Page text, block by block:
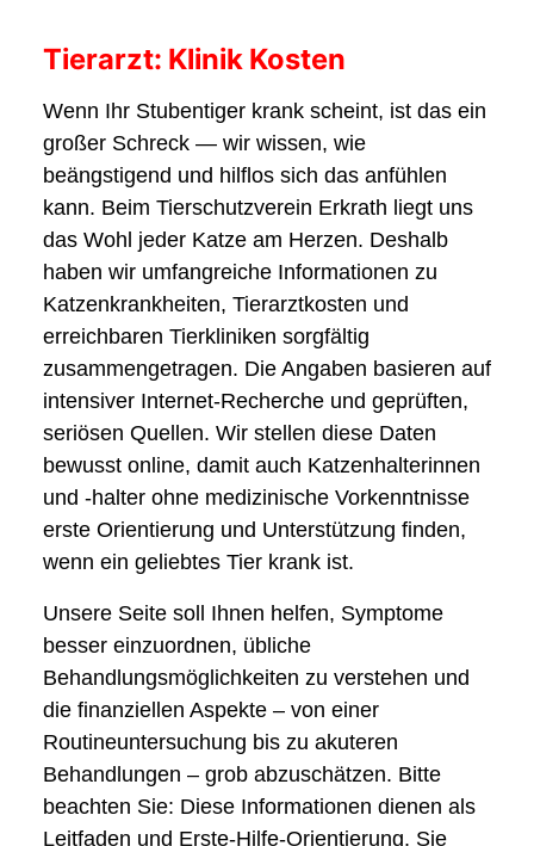
Tierarzt: Klinik Kosten
Wenn Ihr Stubentiger krank scheint, ist das ein
großer Schreck — wir wissen, wie
beängstigend und hilflos sich das anfühlen
kann. Beim Tierschutzverein Erkrath liegt uns
das Wohl jeder Katze am Herzen. Deshalb
haben wir umfangreiche Informationen zu
Katzenkrankheiten, Tierarztkosten und
erreichbaren Tierkliniken sorgfältig
zusammengetragen. Die Angaben basieren auf
intensiver Internet-Recherche und geprüften,
seriösen Quellen. Wir stellen diese Daten
bewusst online, damit auch Katzenhalterinnen
und -halter ohne medizinische Vorkenntnisse
erste Orientierung und Unterstützung finden,
wenn ein geliebtes Tier krank ist.
Unsere Seite soll Ihnen helfen, Symptome
besser einzuordnen, übliche
Behandlungsmöglichkeiten zu verstehen und
die finanziellen Aspekte – von einer
Routineuntersuchung bis zu akuteren
Behandlungen – grob abzuschätzen. Bitte
beachten Sie: Diese Informationen dienen als
Leitfaden und Erste-Hilfe-Orientierung. Sie